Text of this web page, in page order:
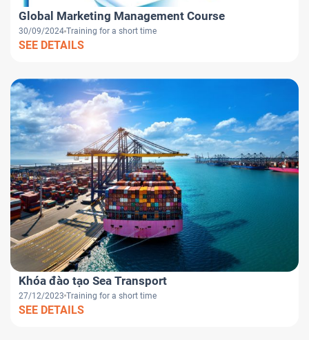
Global Marketing Management Course
30/09/2024 Training for a short time
SEE DETAILS
Khóa đào tạo Sea Transport
27/12/2023 Training for a short time
SEE DETAILS